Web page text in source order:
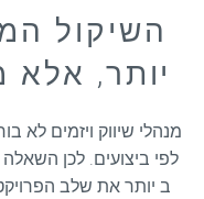
השיקול
יותר, אלא
לפי ביצועים. לכן השאלה
ב יותר את שלב